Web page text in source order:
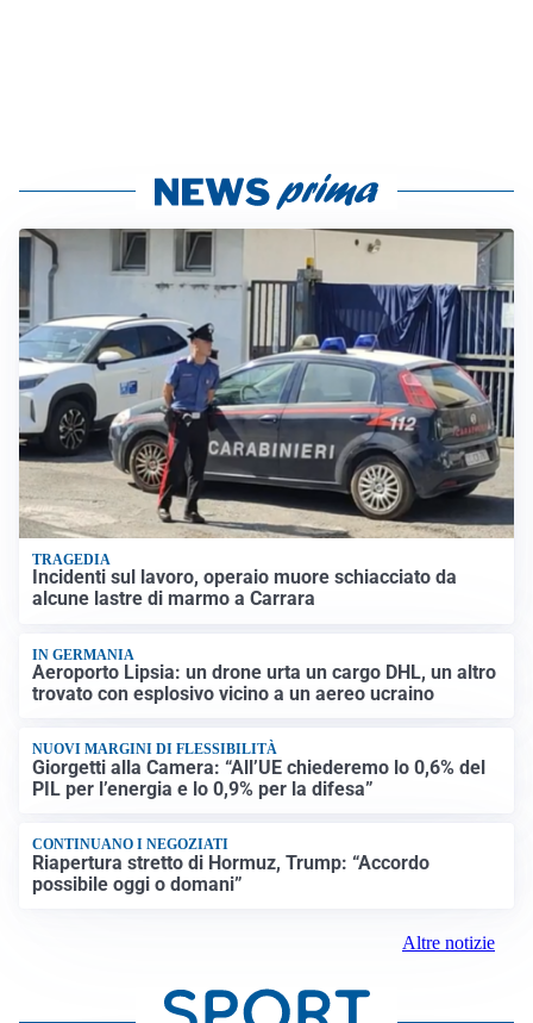
TRAGEDIA
Incidenti sul lavoro, operaio muore schiacciato da
alcune lastre di marmo a Carrara
IN GERMANIA
Aeroporto Lipsia: un drone urta un cargo DHL, un altro
trovato con esplosivo vicino a un aereo ucraino
NUOVI MARGINI DI FLESSIBILITÀ
Giorgetti alla Camera: “All’UE chiederemo lo 0,6% del
PIL per l’energia e lo 0,9% per la difesa”
CONTINUANO I NEGOZIATI
Riapertura stretto di Hormuz, Trump: “Accordo
possibile oggi o domani”
Altre notizie